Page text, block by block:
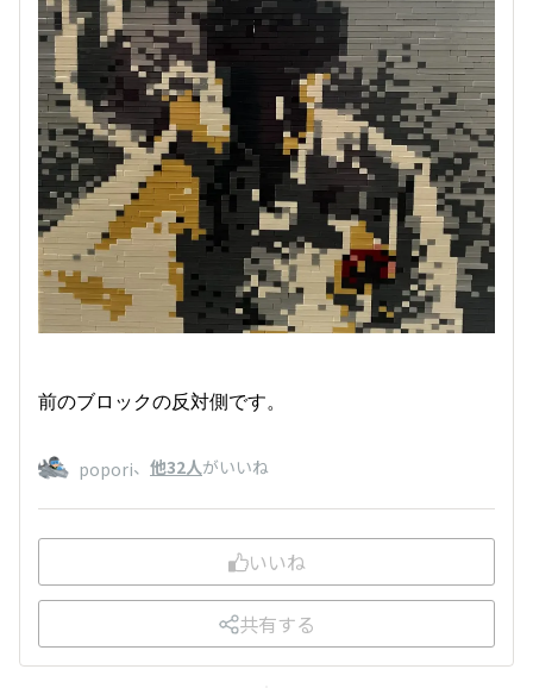
前のブロックの反対側です。
popori、 他32人がいいね
いいね
共有する